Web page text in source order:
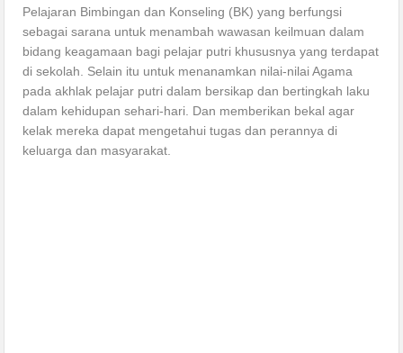
Pelajaran Bimbingan dan Konseling (BK) yang berfungsi
sebagai sarana untuk menambah wawasan keilmuan dalam
bidang keagamaan bagi pelajar putri khususnya yang terdapat
di sekolah. Selain itu untuk menanamkan nilai-nilai Agama
pada akhlak pelajar putri dalam bersikap dan bertingkah laku
dalam kehidupan sehari-hari. Dan memberikan bekal agar
kelak mereka dapat mengetahui tugas dan perannya di
keluarga dan masyarakat.